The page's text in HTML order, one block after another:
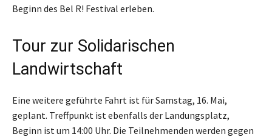
Beginn des Bel R! Festival erleben.
Tour zur Solidarischen
Landwirtschaft
Eine weitere geführte Fahrt ist für Samstag, 16. Mai,
geplant. Treffpunkt ist ebenfalls der Landungsplatz,
Beginn ist um 14:00 Uhr. Die Teilnehmenden werden gegen